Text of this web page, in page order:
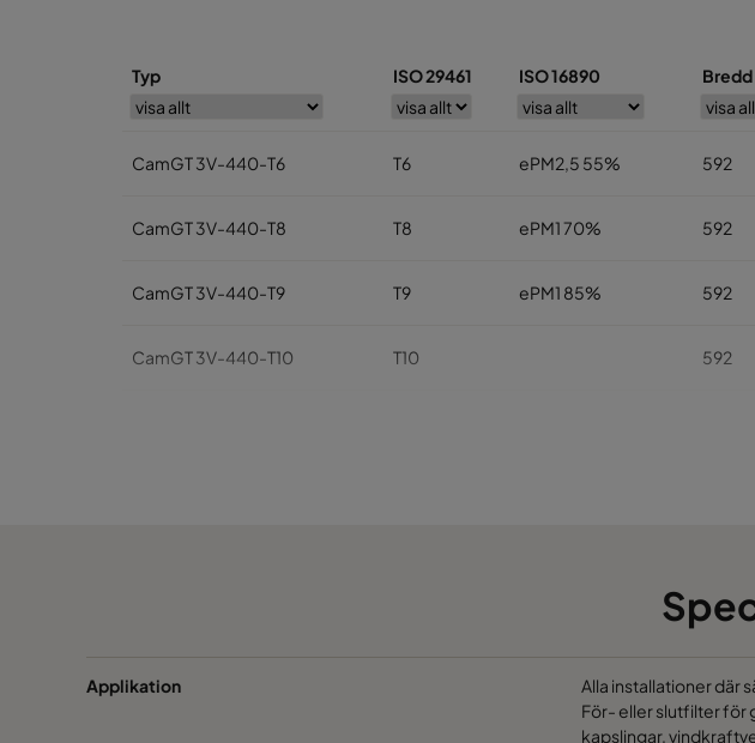
Typ ISO 29461 ISO 16890
CamGT 3V-440-T6 T6 ePM2,5 55% 592
CamGT 3V-440-T8 T8 ePM1 70% 592
CamGT 3V-440-T9 T9 ePM1 85% 592
CamGT 3V-440-T10 T10 592
Applikation
Alla installationer där
För- eller slutfilter för
kapslingar,